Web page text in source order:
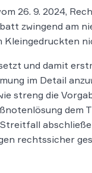
26. 9. 2024,
zwingend am
Kleingedruckten
und damit
im Detail
streng die
dem
rechtssicher